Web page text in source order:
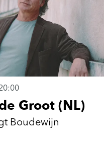
Groot (NL)
Boudewijn